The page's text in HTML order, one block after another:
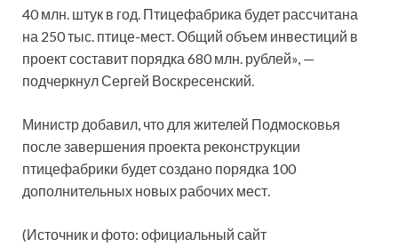
40 млн. штук в год. Птицефабрика будет рассчитана
на 250 тыс. птице-мест. Общий объем инвестиций в
проект составит порядка 680 млн. рублей», —
подчеркнул Сергей Воскресенский.
Министр добавил, что для жителей Подмосковья
после завершения проекта реконструкции
птицефабрики будет создано порядка 100
дополнительных новых рабочих мест.
(Источник и фото: официальный сайт